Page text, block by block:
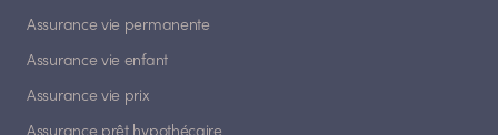
Assurance vie permanente
Assurance vie enfant
Assurance vie prix
Assurance prêt hypothécaire